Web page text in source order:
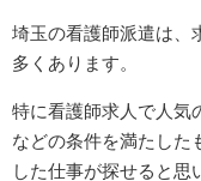
埼玉の看護師派遣は、
多くあります。
特に看護師求人で人気
などの条件を満たした
した仕事が探せると思